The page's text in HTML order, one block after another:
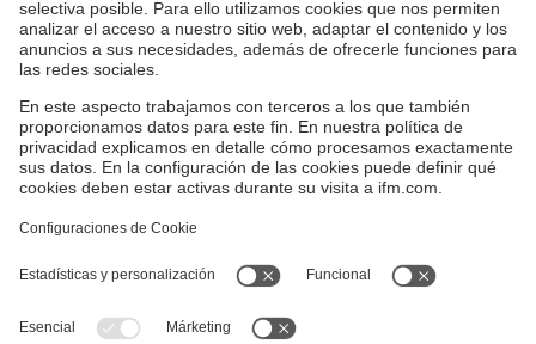
Sostenibilidad
Política de garantía
Sedes (EN)
Política de privacidad
Cookies
ifm electronic s.r.l.